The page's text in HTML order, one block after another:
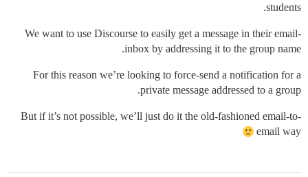
students.
We want to use Discourse to easily get a message in their email-
inbox by addressing it to the group name.
For this reason we’re looking to force-send a notification for a
private message addressed to a group.
But if it’s not possible, we’ll just do it the old-fashioned email-to-
email way